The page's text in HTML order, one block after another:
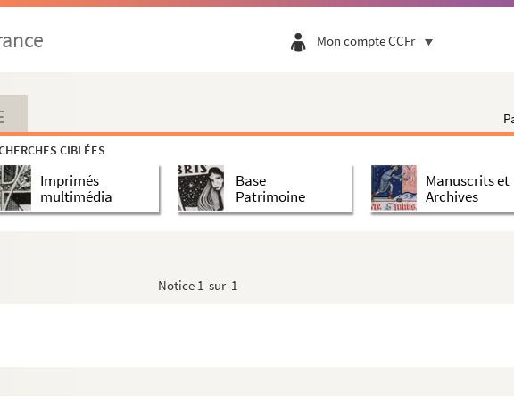
Mon compte CCFr
CIBLÉES
Imprimés
multimédia
Base
Patrimoine
Manuscrits et
Archives
Notice 1 sur 1